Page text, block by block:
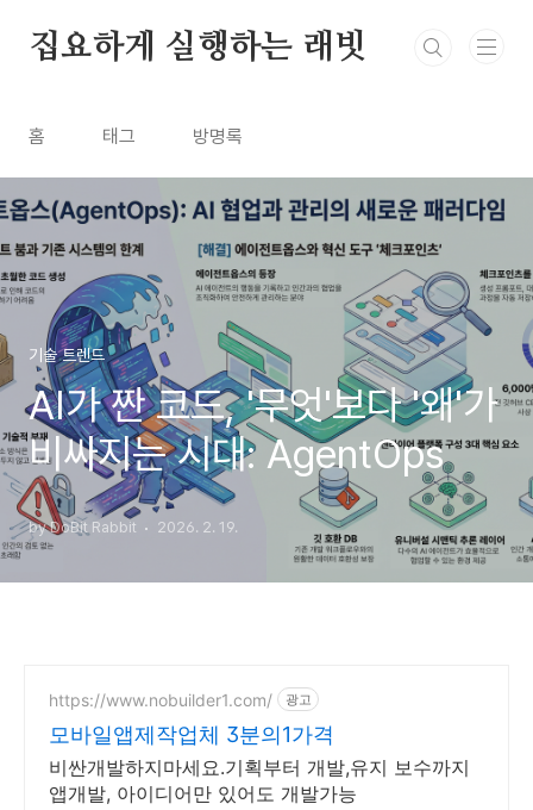
집요하게 실행하는 래빗
홈 태그 방명록
기술 트렌드
AI가 짠 코드, '무엇'보다 '왜'가
비싸지는 시대: AgentOps
by DoBit Rabbit 2026. 2. 19.
https://www.nobuilder1.com/ 광고
모바일앱제작업체 3분의1가격
비싼개발하지마세요.기획부터 개발,유지 보수까지
앱개발, 아이디어만 있어도 개발가능